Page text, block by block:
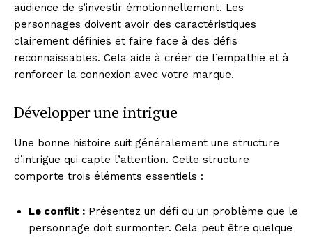
audience de s’investir émotionnellement. Les
personnages doivent avoir des caractéristiques
clairement définies et faire face à des défis
reconnaissables. Cela aide à créer de l’empathie et à
renforcer la connexion avec votre marque.
Développer une intrigue
Une bonne histoire suit généralement une structure
d’intrigue qui capte l’attention. Cette structure
comporte trois éléments essentiels :
Le conflit : Présentez un défi ou un problème que le
personnage doit surmonter. Cela peut être quelque